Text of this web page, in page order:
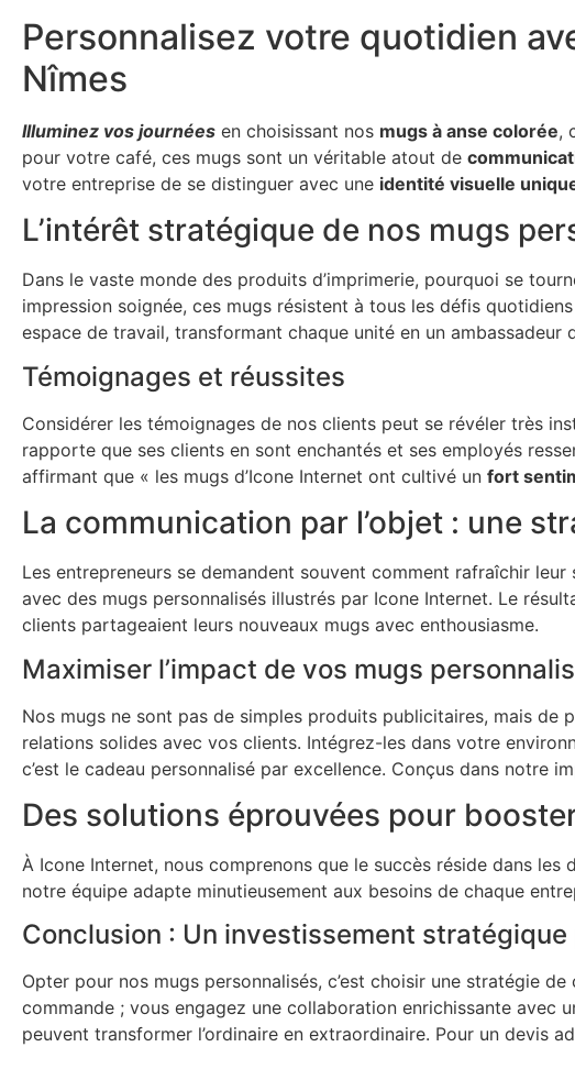
Personnalisez votre quotidien
Nîmes
Illuminez vos journées en choisissant nos mugs à anse colorée,
pour votre café, ces mugs sont un véritable atout de
votre entreprise de se distinguer avec une identité visuelle
L’intérêt stratégique de nos mugs
Dans le vaste monde des produits d’imprimerie, pourquoi se
impression soignée, ces mugs résistent à tous les défis
espace de travail, transformant chaque unité en un ambassadeur
Témoignages et réussites
Considérer les témoignages de nos clients peut se révéler très
rapporte que ses clients en sont enchantés et ses employés
affirmant que « les mugs d’Icone Internet ont cultivé un fort
La communication par l’objet : une
Les entrepreneurs se demandent souvent comment rafraîchir
avec des mugs personnalisés illustrés par Icone Internet. Le
clients partageaient leurs nouveaux mugs avec enthousiasme.
Maximiser l’impact de vos mugs
Nos mugs ne sont pas de simples produits publicitaires, mais de
relations solides avec vos clients. Intégrez-les dans votre
c’est le cadeau personnalisé par excellence. Conçus dans notre
Des solutions éprouvées pour
À Icone Internet, nous comprenons que le succès réside dans
notre équipe adapte minutieusement aux besoins de chaque
Conclusion : Un investissement
Opter pour nos mugs personnalisés, c’est choisir une stratégie
commande ; vous engagez une collaboration enrichissante avec
peuvent transformer l’ordinaire en extraordinaire. Pour un devis